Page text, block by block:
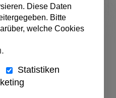
34,00 €
Diese Daten
Bitte
welche Cookies
Statistiken